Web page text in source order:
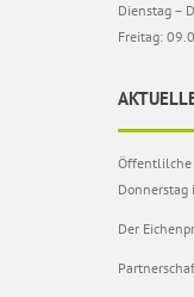
Dienstag –
Freitag:
Öffentlilche
Donnerstag
Der